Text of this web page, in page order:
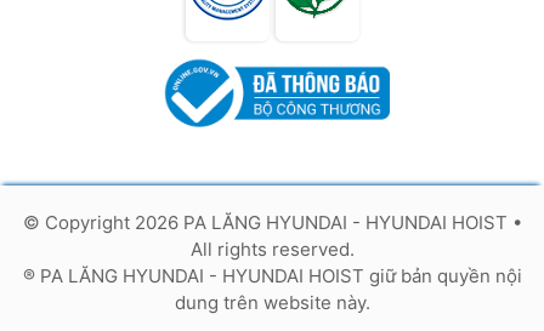
© Copyright 2026 PA LĂNG HYUNDAI - HYUNDAI HOIST •
All rights reserved.
® PA LĂNG HYUNDAI - HYUNDAI HOIST giữ bản quyền nội
dung trên website này.